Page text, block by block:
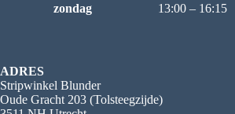
zondag 13:00 – 16:15
ADRES
Stripwinkel Blunder
Oude Gracht 203 (Tolsteegzijde)